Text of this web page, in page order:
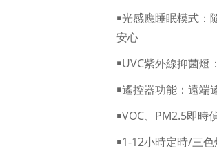
￭光感應睡眠模式：
安心
￭UVC紫外線抑菌燈
￭遙控器功能：遠端
￭VOC、PM2.5即時
￭1-12小時定時/三